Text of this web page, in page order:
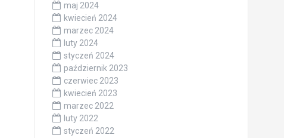
maj 2024
kwiecień 2024
marzec 2024
luty 2024
styczeń 2024
październik 2023
czerwiec 2023
kwiecień 2023
marzec 2022
luty 2022
styczeń 2022